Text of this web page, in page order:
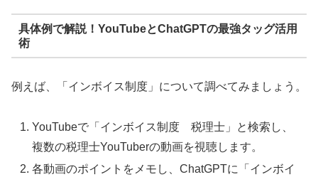
具体例で解説！YouTubeとChatGPTの最強タッグ活用
術
例えば、「インボイス制度」について調べてみましょう。
YouTubeで「インボイス制度 税理士」と検索し、
複数の税理士YouTuberの動画を視聴します。
各動画のポイントをメモし、ChatGPTに「インボイ